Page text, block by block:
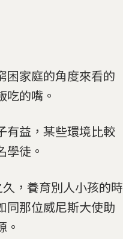
困家庭的角度來看的
的嘴。
有益，某些環境比較
徒。
，養育別人小孩的時
同那位威尼斯大使助
。